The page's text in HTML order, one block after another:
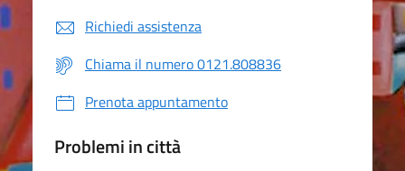
Richiedi assistenza
Chiama il numero 0121.808836
Prenota appuntamento
Problemi in città